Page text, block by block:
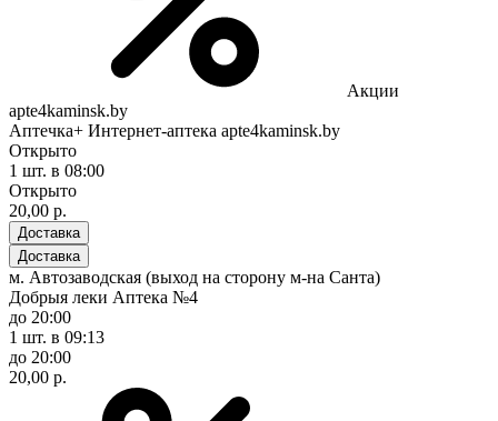
Акции
apte4kaminsk.by
Аптечка+ Интернет-аптека apte4kaminsk.by
Открыто
1 шт. в 08:00
Открыто
20,00 р.
Доставка
Доставка
м. Автозаводская (выход на сторону м-на Санта)
Добрыя леки Аптека №4
до 20:00
1 шт. в 09:13
до 20:00
20,00 р.